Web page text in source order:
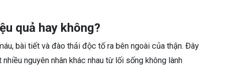
quả hay không?
bài tiết và đào thải độc tố ra bên ngoài của thận. Đây
nguyên nhân khác nhau từ lối sống không lành